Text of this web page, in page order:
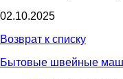
02.10.2025
Возврат к списку
Бытовые швейные